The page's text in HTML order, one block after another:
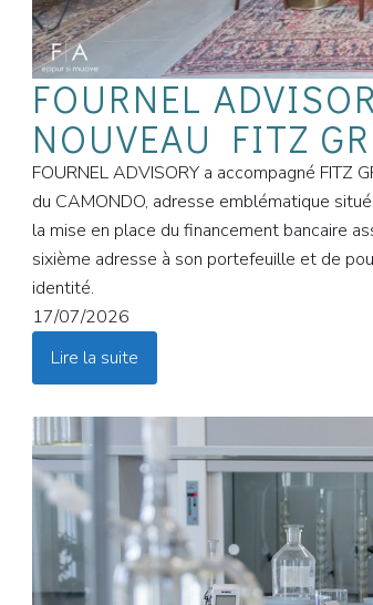
FOURNEL
NOUVEAU FITZ
FOURNEL ADVISORY a accompagné FITZ
du CAMONDO, adresse emblématique
la mise en place du financement bancaire
sixième adresse à son portefeuille et de
identité.
17/07/2026
Lire la suite